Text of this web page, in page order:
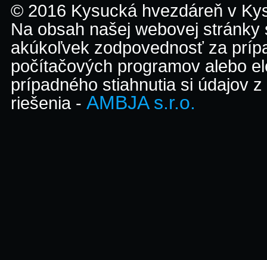
© 2016 Kysucká hvezdáreň v
Na obsah našej webovej
akúkoľvek zodpovednosť za
počítačových programov alebo
prípadného stiahnutia si údajov
riešenia - AMBJA s.r.o.